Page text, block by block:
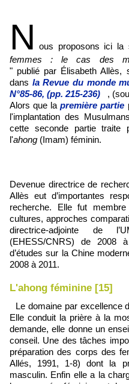
N ous proposons ici
femmes : le cas des
" publié par Élisabeth Allès,
dans la Revue du monde
N°85-86, (pp. 215-236)
,
Alors que lapremière partie
l'implantation des
cette seconde partie traite
l'ahong (Imam) féminin.
Devenue directrice de recherche au CNRS en 2010, Élisabeth
Allès eut d’importantes
recherche. Elle fut
cultures, approches
directrice-adjointe de
(EHESS/CNRS) de 2008
d’études sur la Chine
2008 à 2011.
L'ahong féminine [15]
Le domaine par excellence
Elle conduit la prière à la
demande, elle donne un
conseil. Une des tâches
préparation des corps des
Allés, 1991, 1-8) dont la
masculin. Enfin elle a la